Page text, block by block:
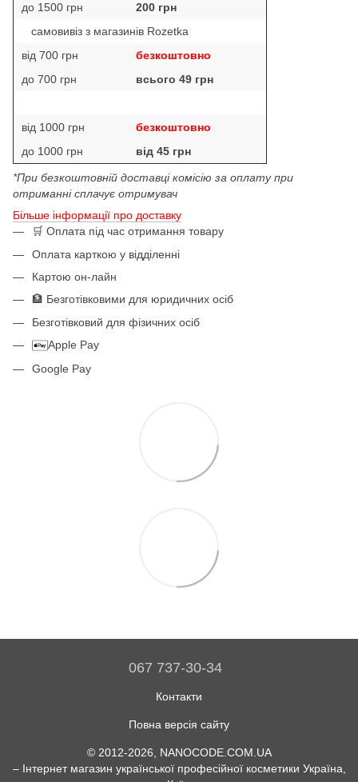
до 1500 грн
200 грн
самовивіз з магазинів Rozetka
від 700 грн
безкоштовно
до 700 грн
всього 49 грн
від 1000 грн
безкоштовно
до 1000 грн
від 45 грн
*При безкоштовній доставці комісію за оплату при
отриманні сплачує отримувач
Більше інформації про доставку
🛒 Оплата під час отримання товару
Оплата карткою у відділенні
Картою он-лайн
🏦 Безготівковими для юридичних осіб
Безготівковий для фізичних осіб
Apple Pay
Google Pay
067 737-30-34
Контакти
Повна версія сайту
© 2012-2026, NANOCODE.COM.UA
– Інтернет магазин української професійної косметики Україна,